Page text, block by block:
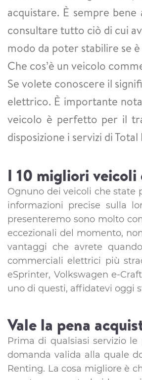
acquistare. È sempre
consultare tutto ciò di cui
modo da poter stabilire se
Che cos’è un veicolo
Se volete conoscere il
elettrico. È importante
veicolo è perfetto per il
disposizione i servizi di
I 10 migliori
Ognuno dei veicoli che state
informazioni precise sulla
presenteremo sono molto
eccezionali del momento,
vantaggi che avrete
commerciali elettrici più
eSprinter, Volkswagen e-
uno di questi, affidatevi oggi
Vale la pena
Prima di qualsiasi servizio
domanda valida alla quale
Renting. La cosa migliore è